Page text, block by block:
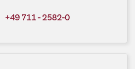
+49 711 - 2582-0